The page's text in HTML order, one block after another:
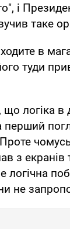
і
таке
в
туди
що логіка в
перший
з екранів
логічна
не